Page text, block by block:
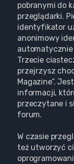
pobranymi do
przeglądarki.
identyfikator
anonimowy
automatycznie
Trzecie
przejrzysz
Magazine”.
informacji,
przeczytane i
forum.
W czasie
też utworzyć